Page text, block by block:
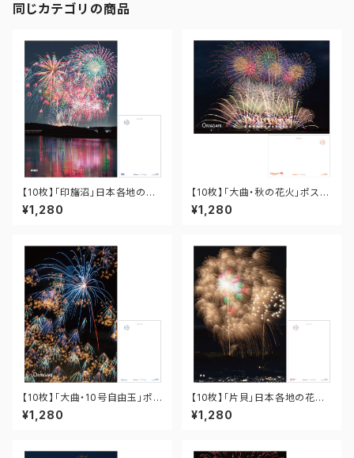
同じカテゴリの商品
【10枚】「印旛沼」日本各地の花
¥1,280
【10枚】「大曲・秋の花火」ポスト
カード PO-OM-021
¥1,280
【10枚】「大曲・10号自由玉」ポス
トカード PO-OM-019
¥1,280
【10枚】「片貝」日本各地の花火
¥1,280